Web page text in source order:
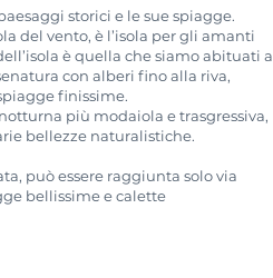
storici e le sue spiagge.
del vento, è l’isola per gli amanti
è quella che siamo abituati a
con alberi fino alla riva,
finissime.
più modaiola e trasgressiva,
bellezze naturalistiche.
può essere raggiunta solo via
bellissime e calette